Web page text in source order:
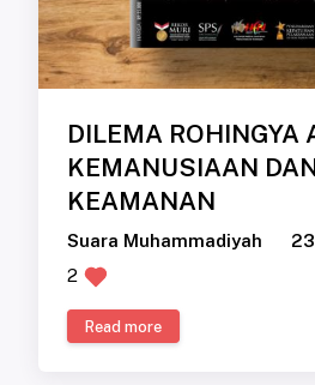
DILEMA ROHINGYA
KEMANUSIAAN
KEAMANAN
Suara Muhammadiyah
2
Read more